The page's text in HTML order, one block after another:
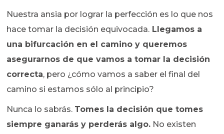
Nuestra ansia por lograr la perfección es lo que nos
hace tomar la decisión equivocada. Llegamos a
una bifurcación en el camino y queremos
asegurarnos de que vamos a tomar la decisión
correcta, pero ¿cómo vamos a saber el final del
camino si estamos sólo al principio?
Nunca lo sabrás. Tomes la decisión que tomes
siempre ganarás y perderás algo. No existen